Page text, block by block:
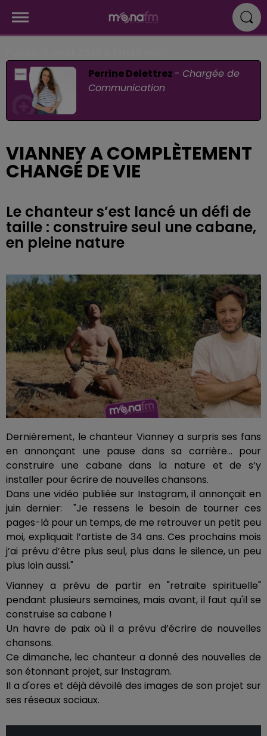
Perrine Delettrez - Chargée de
Communication
VIANNEY A COMPLÈTEMENT
CHANGÉ DE VIE
Le chanteur s’est lancé un défi de
taille : construire seul une cabane,
en pleine nature
Dernièrement, le chanteur Vianney a surpris ses fans
en annonçant une pause dans sa carrière... pour
construire une cabane dans la nature et de s’y
installer pour écrire de nouvelles chansons.
Dans une vidéo publiée sur Instagram, il annonçait en
juin dernier: "Je ressens le besoin de tourner ces
pages-là pour un temps, de me retrouver un petit peu
moi, expliquait l’artiste de 34 ans. Ces prochains mois
j’ai prévu d’être plus seul, plus dans le silence, un peu
plus loin aussi."
Vianney a prévu de partir en "retraite spirituelle"
pendant plusieurs semaines, mais avant, il faut qu'il se
construise sa cabane !
Un havre de paix où il a prévu d’écrire de nouvelles
chansons.
Ce dimanche, lec chanteur a donné des nouvelles de
son étonnant projet, sur Instagram.
Il a d'ores et déjà dévoilé des images de son projet sur
ses réseaux sociaux.